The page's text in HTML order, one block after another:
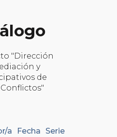
"Dirección
y
de
a Fecha Serie